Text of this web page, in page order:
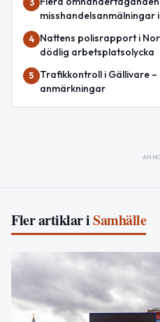
3
4
Nattens polisrapport i
dödlig arbetsplatsolycka
5
Trafikkontroll i Gällivare
anmärkningar
Fler artiklar iSamhälle